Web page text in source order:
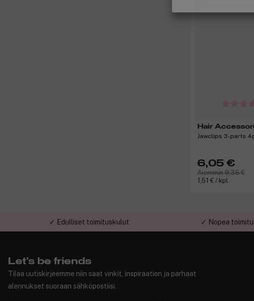
Hair
Jawclips 3-parts
6,05 €
Aiemmin 9,35 €
1,51 € / kpl
✓ Edulliset toimituskulut ✓ Nopea
Let's be friends
Tilaa uutiskirjeemme niin saat vinkit, inspiraation ja parhaat
alennukset suoraan sähköpostiisi.